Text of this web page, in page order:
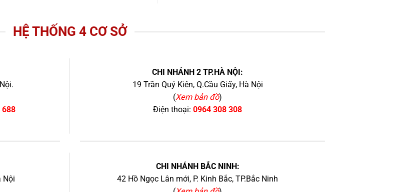
HỆ THỐNG 4 CƠ SỞ
688
CHI NHÁNH 2 TP.HÀ NỘI:
19 Trần Quý Kiên, Q.Cầu Giấy, Hà Nội
(Xem bản đồ)
Điện thoại: 0964 308 308
Nội
CHI NHÁNH BẮC NINH:
42 Hồ Ngọc Lân mới, P. Kinh Bắc, TP.Bắc Ninh